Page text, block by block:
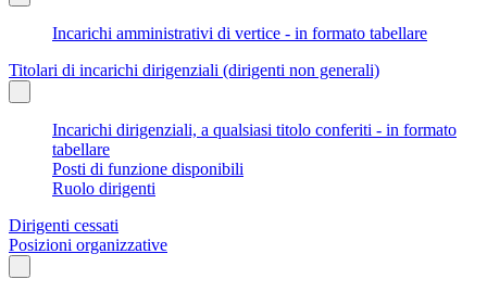
Incarichi amministrativi di vertice - in formato tabellare
Titolari di incarichi dirigenziali (dirigenti non generali)
Incarichi dirigenziali, a qualsiasi titolo conferiti - in formato
tabellare
Posti di funzione disponibili
Ruolo dirigenti
Dirigenti cessati
Posizioni organizzative